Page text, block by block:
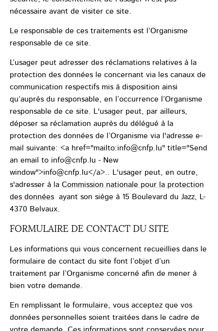
nécessaire avant de visiter ce site.
Le responsable de ces traitements est l’Organisme
responsable de ce site.
L’usager peut adresser des réclamations relatives à la
protection des données le concernant via les canaux de
communication respectifs mis à disposition ainsi
qu’auprès du responsable, en l’occurrence l’Organisme
responsable de ce site. L'usager peut, par ailleurs,
déposer sa réclamation auprès du délégué à la
protection des données de l’Organisme via l'adresse e-
mail suivante: <a href="mailto:info@cnfp.lu" title="Send
an email to info@cnfp.lu - New
window">info@cnfp.lu</a>.. L'usager peut, en outre,
s'adresser à la Commission nationale pour la protection
des données ayant son siège à 15 Boulevard du Jazz, L-
4370 Belvaux.
FORMULAIRE DE CONTACT DU SITE
Les informations qui vous concernent recueillies dans le
formulaire de contact du site font l’objet d’un
traitement par l’Organisme concerné afin de mener à
bien votre demande.
En remplissant le formulaire, vous acceptez que vos
données personnelles soient traitées dans le cadre de
votre demande. Ces informations sont conservées pour